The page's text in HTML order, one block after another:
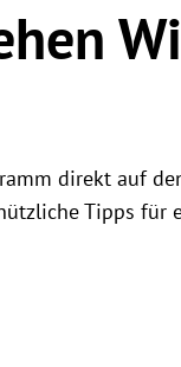
direkt auf
Tipps für